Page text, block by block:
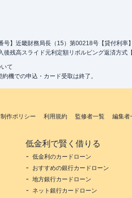
】近畿財務局長（15）第00218号【貸付利
後残高スライド元利定額リボルビング返済方
て
機での申込・カード受取は終了。
作ポリシー 利用規約 監修者一覧 編集者
低金利で賢く借りる
低金利のカードローン
おすすめの銀行カードローン
地方銀行カードローン
ネット銀行カードローン